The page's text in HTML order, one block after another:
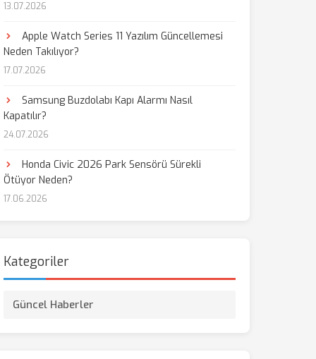
13.07.2026
Apple Watch Series 11 Yazılım Güncellemesi
Neden Takılıyor?
17.07.2026
Samsung Buzdolabı Kapı Alarmı Nasıl
Kapatılır?
24.07.2026
Honda Civic 2026 Park Sensörü Sürekli
Ötüyor Neden?
17.06.2026
Kategoriler
Güncel Haberler